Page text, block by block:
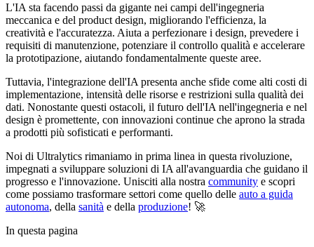
L'IA sta facendo passi da gigante nei campi dell'ingegneria
meccanica e del product design, migliorando l'efficienza, la
creatività e l'accuratezza. Aiuta a perfezionare i design, prevedere i
requisiti di manutenzione, potenziare il controllo qualità e accelerare
la prototipazione, aiutando fondamentalmente queste aree.
Tuttavia, l'integrazione dell'IA presenta anche sfide come alti costi di
implementazione, intensità delle risorse e restrizioni sulla qualità dei
dati. Nonostante questi ostacoli, il futuro dell'IA nell'ingegneria e nel
design è promettente, con innovazioni continue che aprono la strada
a prodotti più sofisticati e performanti.
Noi di Ultralytics rimaniamo in prima linea in questa rivoluzione,
impegnati a sviluppare soluzioni di IA all'avanguardia che guidano il
progresso e l'innovazione. Unisciti alla nostra community e scopri
come possiamo trasformare settori come quello delle auto a guida
autonoma, della sanità e della produzione! 🚀
In questa pagina